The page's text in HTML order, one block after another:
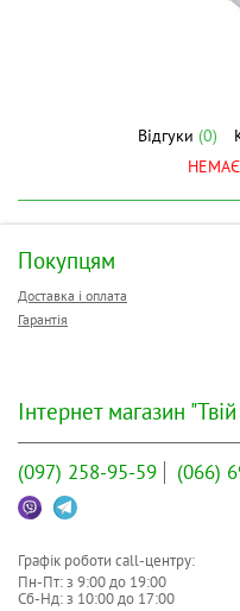
Відгуки (0)
Покупцям
Доставка і оплата
Гарантія
Інтернет магазин
(097) 258-95-59 (066)
Графік роботи call-центру:
Пн-Пт: з 9:00до 19:00
Сб-Нд: з 10:00до 17:00